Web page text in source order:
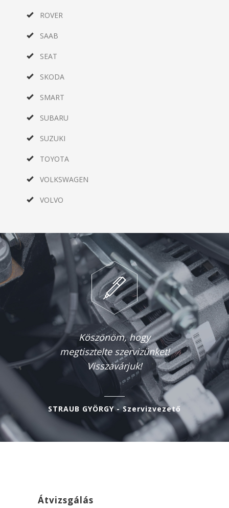
ROVER
SAAB
SEAT
SKODA
SMART
SUBARU
SUZUKI
TOYOTA
VOLKSWAGEN
VOLVO
Köszönöm, hogy
megtisztelte szervizünket!
Visszavárjuk!
STRAUB GYÖRGY - Szervizvezető
Átvizsgálás